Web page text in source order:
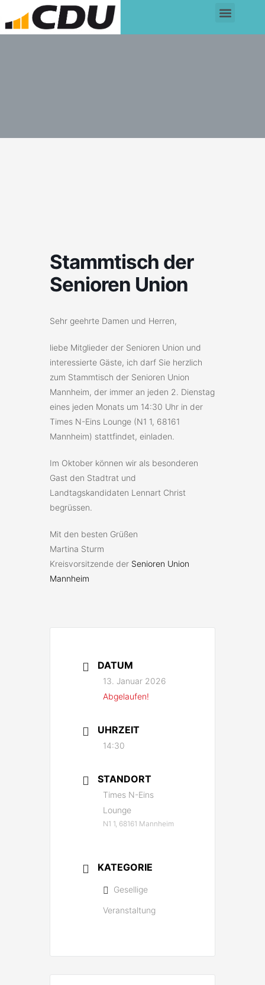
Stammtisch der
Senioren Union
Sehr geehrte Damen und Herren,
liebe Mitglieder der Senioren Union und
interessierte Gäste, ich darf Sie herzlich
zum Stammtisch der Senioren Union
Mannheim, der immer an jeden 2. Dienstag
eines jeden Monats um 14:30 Uhr in der
Times N-Eins Lounge (N1 1, 68161
Mannheim) stattfindet, einladen.
Im Oktober können wir als besonderen
Gast den Stadtrat und
Landtagskandidaten Lennart Christ
begrüssen.
Mit den besten Grüßen
Martina Sturm
Kreisvorsitzende der Senioren Union
Mannheim
DATUM
13. Januar 2026
Abgelaufen!
UHRZEIT
14:30
STANDORT
Times N-Eins
Lounge
N1 1, 68161 Mannheim
KATEGORIE
Gesellige
Veranstaltung